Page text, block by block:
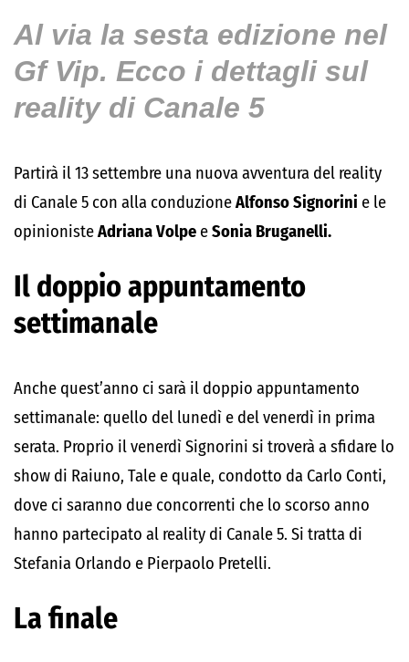
Al via la sesta edizione nel
Gf Vip. Ecco i dettagli sul
reality di Canale 5
Partirà il 13 settembre una nuova avventura del reality
di Canale 5 con alla conduzioneAlfonso Signorini e le
opinionisteAdriana Volpe eSonia Bruganelli.
Il doppio appuntamento
settimanale
Anche quest’anno ci sarà il doppio appuntamento
settimanale: quello del lunedì e del venerdì in prima
serata. Proprio il venerdì Signorini si troverà a sfidare lo
show di Raiuno, Tale e quale, condotto da Carlo Conti,
dove ci saranno due concorrenti che lo scorso anno
hanno partecipato al reality di Canale 5. Si tratta di
Stefania Orlando e Pierpaolo Pretelli.
La finale